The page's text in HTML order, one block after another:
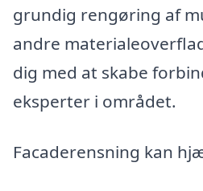
grundig rengøring af
andre
dig med at skabe
eksperter i området.
Facaderensning kan